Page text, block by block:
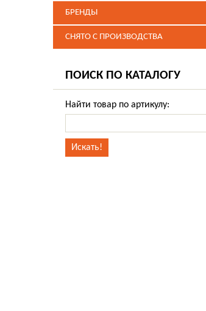
БРЕНДЫ
СНЯТО С ПРОИЗВОДСТВА
ПОИСК ПО КАТАЛОГУ
Найти товар по артикулу: